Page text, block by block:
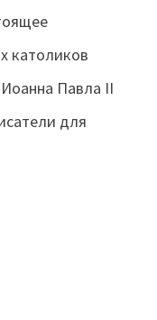
католиков
Павла II
для